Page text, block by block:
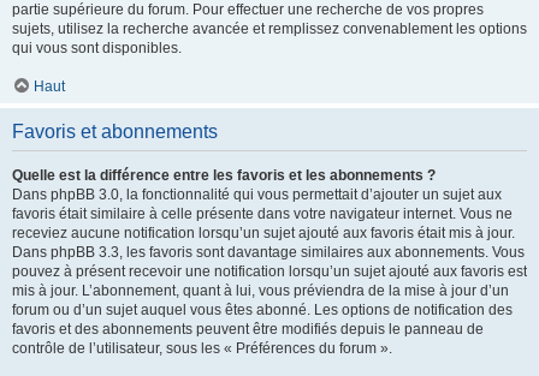
partie supérieure du forum. Pour effectuer une recherche de vos propres
sujets, utilisez la recherche avancée et remplissez convenablement les options
qui vous sont disponibles.
Haut
Favoris et abonnements
Quelle est la différence entre les favoris et les abonnements ?
Dans phpBB 3.0, la fonctionnalité qui vous permettait d’ajouter un sujet aux
favoris était similaire à celle présente dans votre navigateur internet. Vous ne
receviez aucune notification lorsqu’un sujet ajouté aux favoris était mis à jour.
Dans phpBB 3.3, les favoris sont davantage similaires aux abonnements. Vous
pouvez à présent recevoir une notification lorsqu’un sujet ajouté aux favoris est
mis à jour. L’abonnement, quant à lui, vous préviendra de la mise à jour d’un
forum ou d’un sujet auquel vous êtes abonné. Les options de notification des
favoris et des abonnements peuvent être modifiés depuis le panneau de
contrôle de l’utilisateur, sous les « Préférences du forum ».